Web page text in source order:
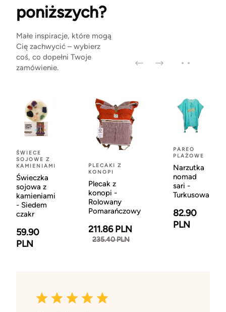
poniższych?
Małe inspiracje, które mogą
Cię zachwycić – wybierz
coś, co dopełni Twoje
zamówienie.
ŚWIECE
SOJOWE Z
KAMIENIAMI
Świeczka
sojowa z
kamieniami
- Siedem
czakr
59.90
PLN
PLECAKI Z
KONOPI
Plecak z
konopi -
Rolowany
Pomarańczowy
211.86 PLN
235.40 PLN
PAREO
PLAŻOWE
Narzutka
nomad
sari -
Turkusowa
82.90
PLN